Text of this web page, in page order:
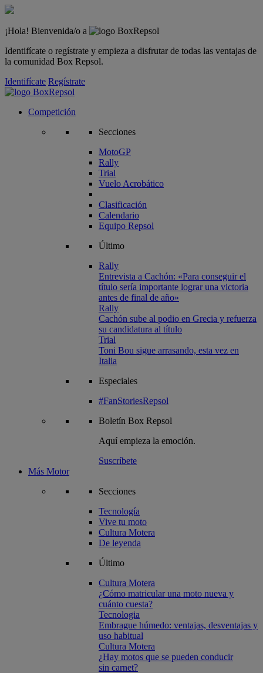
¡Hola! Bienvenida/o a
Identifícate o regístrate y empieza a disfrutar de todas las ventajas de
la comunidad Box Repsol.
Identifícate Regístrate
Competición
Secciones
MotoGP
Rally
Trial
Vuelo Acrobático
Clasificación
Calendario
Equipo Repsol
Último
Rally
Entrevista a Cachón: «Para conseguir el
título sería importante lograr una victoria
antes de final de año»
Rally
Cachón sube al podio en Grecia y refuerza
su candidatura al título
Trial
Toni Bou sigue arrasando, esta vez en
Italia
Especiales
#FanStoriesRepsol
Boletín Box Repsol
Aquí empieza la emoción.
Suscríbete
Más Motor
Secciones
Tecnología
Vive tu moto
Cultura Motera
De leyenda
Último
Cultura Motera
¿Cómo matricular una moto nueva y
cuánto cuesta?
Tecnologia
Embrague húmedo: ventajas, desventajas y
uso habitual
Cultura Motera
¿Hay motos que se pueden conducir
sin carnet?